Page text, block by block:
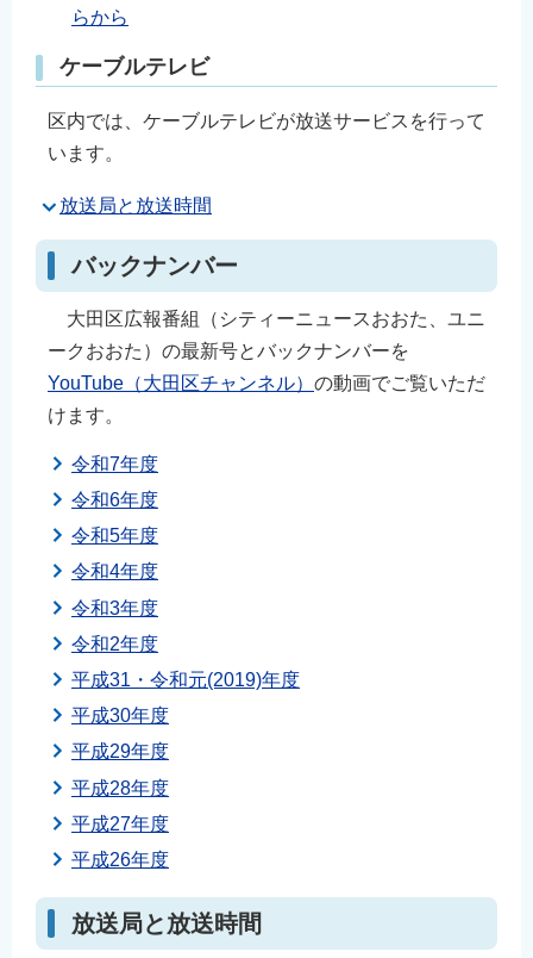
らから
ケーブルテレビ
区内では、ケーブルテレビが放送サービスを行って
います。
放送局と放送時間
バックナンバー
大田区広報番組（シティーニュースおおた、ユニ
ークおおた）の最新号とバックナンバーを
YouTube（大田区チャンネル） の動画でご覧いただ
けます。
令和7年度
令和6年度
令和5年度
令和4年度
令和3年度
令和2年度
平成31・令和元(2019)年度
平成30年度
平成29年度
平成28年度
平成27年度
平成26年度
放送局と放送時間